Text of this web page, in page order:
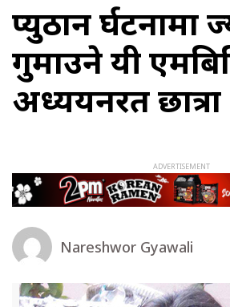
प्युठान दुर्घटनामा
गुमाउने यी
अध्ययनरत छात्रा
Nareshwor Gyawali